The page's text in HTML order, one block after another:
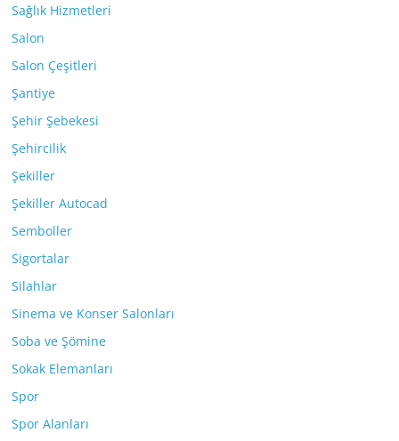
Sağlık Hizmetleri
Salon
Salon Çeşitleri
Şantiye
Şehir Şebekesi
Şehircilik
Şekiller
Şekiller Autocad
Semboller
Sigortalar
Silahlar
Sinema ve Konser Salonları
Soba ve Şömine
Sokak Elemanları
Spor
Spor Alanları